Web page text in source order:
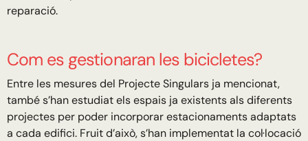
reparació.
Com es gestionaran les bicicletes?
Entre les mesures del Projecte Singulars ja mencionat,
també s’han estudiat els espais ja existents als diferents
projectes per poder incorporar estacionaments adaptats
a cada edifici. Fruit d’això, s’han implementat la col·locació